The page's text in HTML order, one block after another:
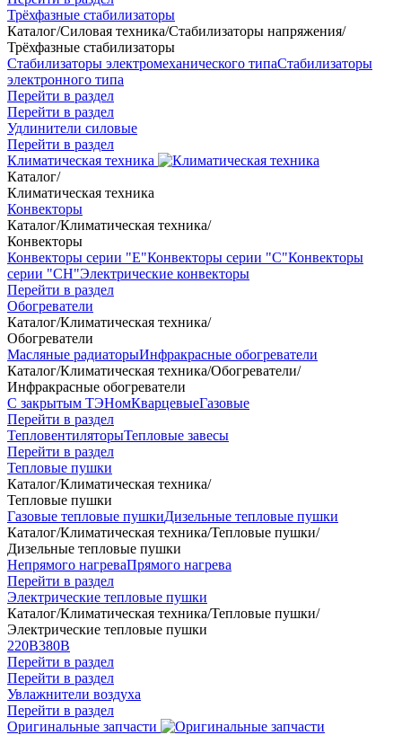
Трёхфазные стабилизаторы
Каталог/Силовая техника/Стабилизаторы напряжения/
Трёхфазные стабилизаторы
Стабилизаторы электромеханического типаСтабилизаторы
электронного типа
Перейти в раздел
Перейти в раздел
Удлинители силовые
Перейти в раздел
Климатическая техника
Каталог/
Климатическая техника
Конвекторы
Каталог/Климатическая техника/
Конвекторы
Конвекторы серии "Е"Конвекторы серии "С"Конвекторы
серии "СН"Электрические конвекторы
Перейти в раздел
Обогреватели
Каталог/Климатическая техника/
Обогреватели
Масляные радиаторыИнфракрасные обогреватели
Каталог/Климатическая техника/Обогреватели/
Инфракрасные обогреватели
С закрытым ТЭНомКварцевыеГазовые
Перейти в раздел
ТепловентиляторыТепловые завесы
Перейти в раздел
Тепловые пушки
Каталог/Климатическая техника/
Тепловые пушки
Газовые тепловые пушкиДизельные тепловые пушки
Каталог/Климатическая техника/Тепловые пушки/
Дизельные тепловые пушки
Непрямого нагреваПрямого нагрева
Перейти в раздел
Электрические тепловые пушки
Каталог/Климатическая техника/Тепловые пушки/
Электрические тепловые пушки
220В380В
Перейти в раздел
Перейти в раздел
Увлажнители воздуха
Перейти в раздел
Оригинальные запчасти